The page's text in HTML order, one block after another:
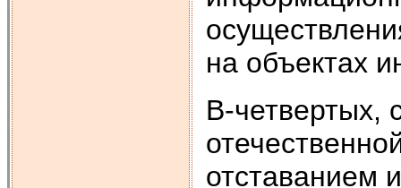
на объектах
В-четвертых,
отставанием